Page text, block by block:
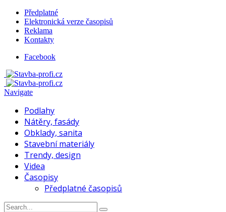
Předplatné
Elektronická verze časopisů
Reklama
Kontakty
Facebook
Navigate
Podlahy
Nátěry, fasády
Obklady, sanita
Stavební materiály
Trendy, design
Videa
Časopisy
Předplatné časopisů